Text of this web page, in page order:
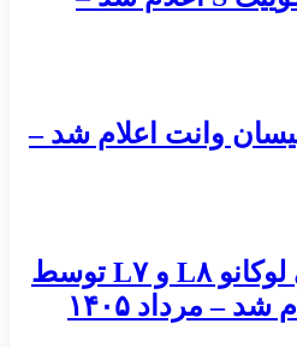
وانت اعلام شد –
فروش اقساطی لوکانو L۸ و L۷ توسط
– مرداد ۱۴۰۵